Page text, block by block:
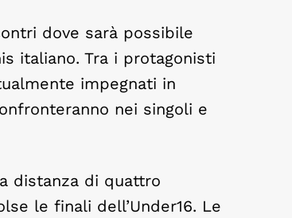
dove sarà possibile
italiano. Tra i protagonisti
impegnati in
nei singoli e
distanza di quattro
le finali dell’Under16. Le